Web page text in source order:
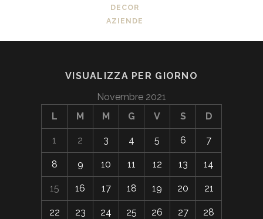
DECOR
AZIENDE
VISUALIZZA PER GIORNO
Novembre 2021
L
M M G V S D
1 2 3 4 5 6 7
8 9 10 11 12 13 14
15 16 17 18 19 20 21
22 23 24 25 26 27 28